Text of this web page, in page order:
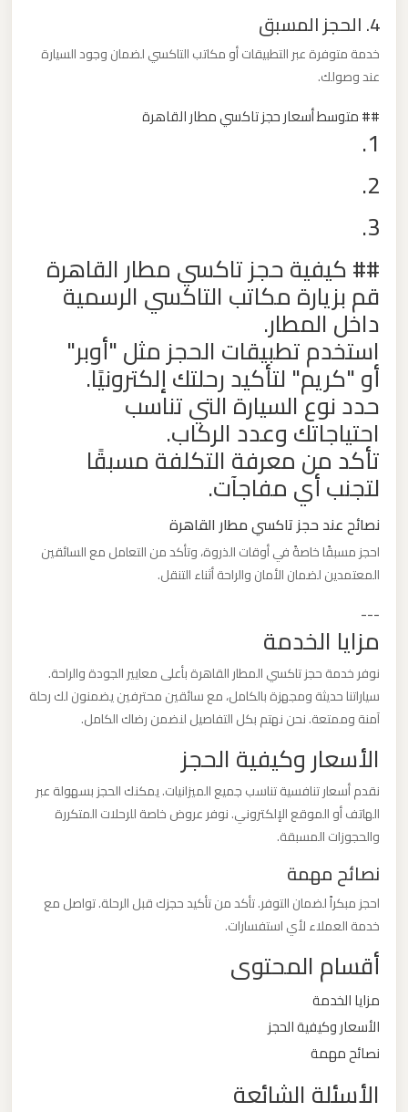
4. الحجز المسبق
خدمة متوفرة عبر التطبيقات أو مكاتب التاكسي لضمان وجود السيارة
عند وصولك.
## متوسط أسعار حجز تاكسي مطار القاهرة
1.
2.
3.
## كيفية حجز تاكسي مطار القاهرة
قم بزيارة مكاتب التاكسي الرسمية
داخل المطار.
استخدم تطبيقات الحجز مثل "أوبر"
أو "كريم" لتأكيد رحلتك إلكترونيًا.
حدد نوع السيارة التي تناسب
احتياجاتك وعدد الركاب.
تأكد من معرفة التكلفة مسبقًا
لتجنب أي مفاجآت.
نصائح عند حجز تاكسي مطار القاهرة
احجز مسبقًا خاصةً في أوقات الذروة، وتأكد من التعامل مع السائقين
المعتمدين لضمان الأمان والراحة أثناء التنقل.
---
مزايا الخدمة
نوفر خدمة حجز تاكسي المطار القاهرة بأعلى معايير الجودة والراحة.
سياراتنا حديثة ومجهزة بالكامل، مع سائقين محترفين يضمنون لك رحلة
آمنة وممتعة. نحن نهتم بكل التفاصيل لنضمن رضاك الكامل.
الأسعار وكيفية الحجز
نقدم أسعار تنافسية تناسب جميع الميزانيات. يمكنك الحجز بسهولة عبر
الهاتف أو الموقع الإلكتروني. نوفر عروض خاصة للرحلات المتكررة
والحجوزات المسبقة.
نصائح مهمة
احجز مبكراً لضمان التوفر. تأكد من تأكيد حجزك قبل الرحلة. تواصل مع
خدمة العملاء لأي استفسارات.
أقسام المحتوى
مزايا الخدمة
الأسعار وكيفية الحجز
نصائح مهمة
الأسئلة الشائعة
العرب
ليموزين
القاهرة
ليموزين
القاهرة
للاسكندرية
ليموزين
القاهرة
العرب
ليموزين
القاهرة
ليموزين
مرسي
مطروح
ليموزين
مطار
الشيخ
ليموزين
مطار
سفنكس
ليموزين